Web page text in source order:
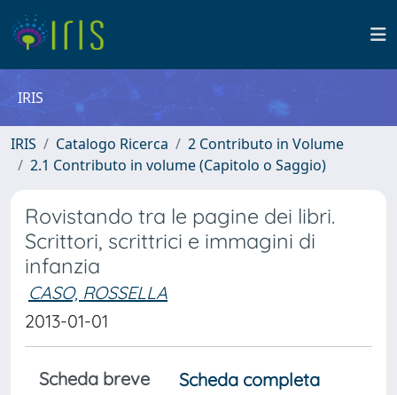
IRIS
IRIS Catalogo Ricerca
2 Contributo in Volume
2.1 Contributo in volume (Capitolo o Saggio)
Rovistando tra le pagine dei libri.
Scrittori, scrittrici e immagini di
infanzia
CASO, ROSSELLA
2013-01-01
Scheda breve
Scheda completa